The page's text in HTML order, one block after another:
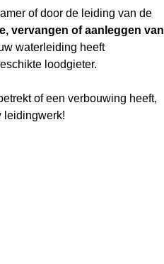
of door de leiding van de
vervangen of aanleggen van
waterleiding heeft
loodgieter.
of een verbouwing heeft,
leidingwerk!